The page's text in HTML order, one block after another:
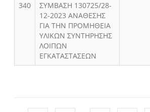
340
ΣΥΜΒΑΣΗ 130725/28-
12-2023 ΑΝΑΘΕΣΗΣ
ΓΙΑ ΤΗΝ ΠΡΟΜΗΘΕΙΑ
ΥΛΙΚΩΝ ΣΥΝΤΗΡΗΣΗΣ
ΛΟΙΠΩΝ
ΕΓΚΑΤΑΣΤΑΣΕΩΝ